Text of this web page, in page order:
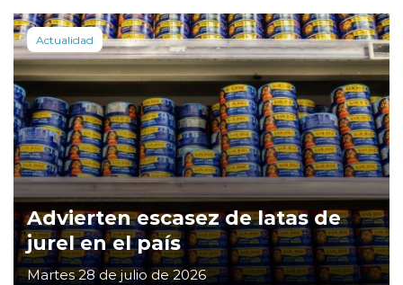
Actualidad
Advierten escasez de latas de
jurel en el país
Martes 28 de julio de 2026